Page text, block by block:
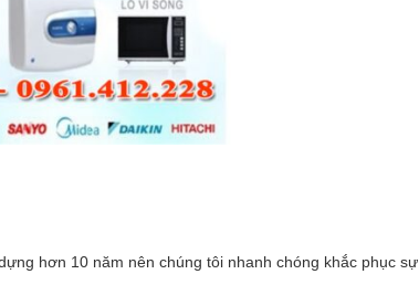
hơn 10 năm nên chúng tôi nhanh chóng khắc phục sự